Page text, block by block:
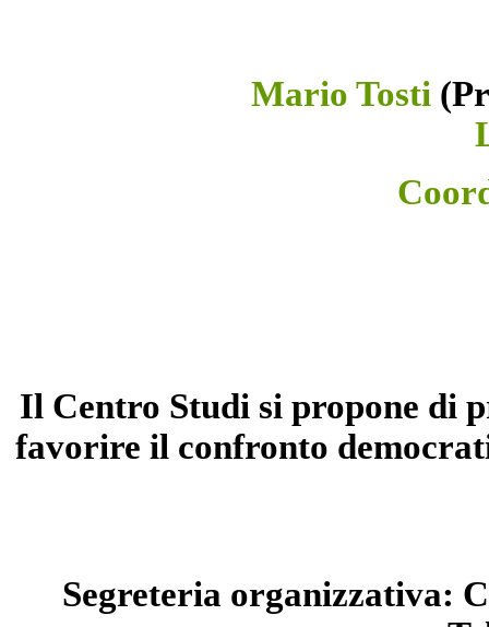
Mario Tosti
Il Centro Studi si propone di
favorire il confronto
Segreteria organizzativa: